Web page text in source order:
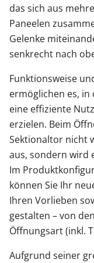
das sich aus
Paneelen
Gelenke
senkrecht nach
Funktionsweise
ermöglichen es, in
eine effiziente
erzielen. Beim
Sektionaltor nicht
aus, sondern wird
Im
können Sie Ihr
Ihren Vorlieben
gestalten – von
Öffnungsart (inkl.
Aufgrund seiner